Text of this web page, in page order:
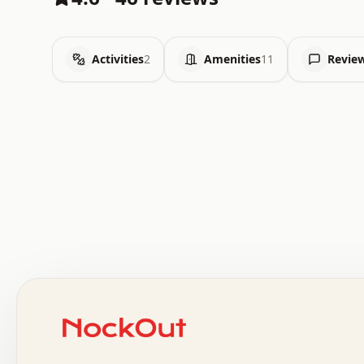
Activities2 Amenities11
.   +   .   .   o   .   .   .   .   .   .   :   .
.   .   .   o   .   .   .   .   .   .   .   .   x   .